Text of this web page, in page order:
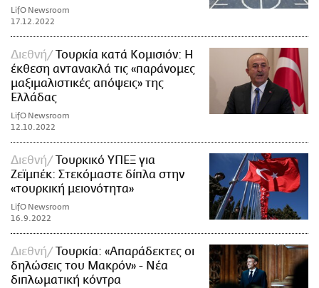
LifO Newsroom
17.12.2022
Διεθνή
Τουρκία κατά Κομισιόν: Η
έκθεση αντανακλά τις «παράνομες
μαξιμαλιστικές απόψεις» της
Ελλάδας
LifO Newsroom
12.10.2022
Διεθνή
Τουρκικό ΥΠΕΞ για
Ζεϊμπέκ: Στεκόμαστε δίπλα στην
«τουρκική μειονότητα»
LifO Newsroom
16.9.2022
Διεθνή
Τουρκία: «Απαράδεκτες οι
δηλώσεις του Μακρόν» - Νέα
διπλωματική κόντρα